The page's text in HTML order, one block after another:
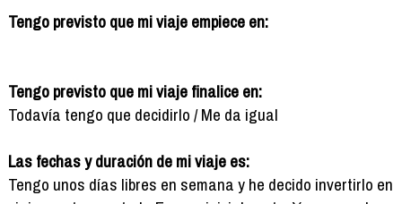
Tengo previsto que mi viaje empiece en:
Tengo previsto que mi viaje finalice en:
Todavía tengo que decidirlo / Me da igual
Las fechas y duración de mi viaje es:
Tengo unos días libres en semana y he decido invertirlo en